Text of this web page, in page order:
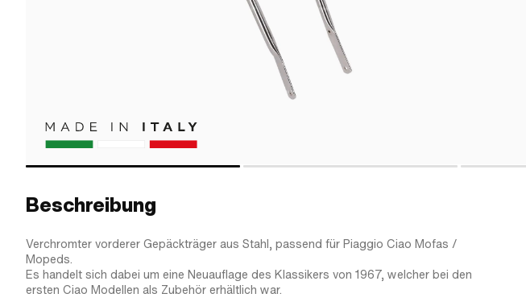
Beschreibung
Verchromter vorderer Gepäckträger aus Stahl, passend für Piaggio Ciao Mofas /
Mopeds.
Es handelt sich dabei um eine Neuauflage des Klassikers von 1967, welcher bei den
ersten Ciao Modellen als Zubehör erhältlich war.